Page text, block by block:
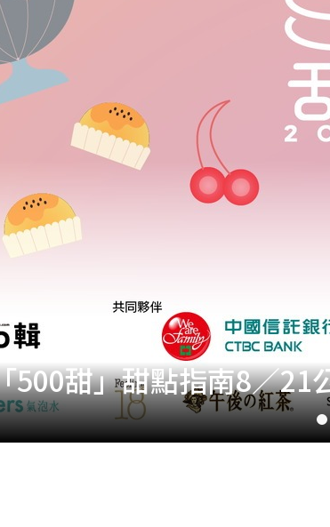
500甜」甜點指南8／21